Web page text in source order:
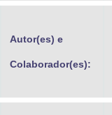
Autor(es) e
Colaborador(es):